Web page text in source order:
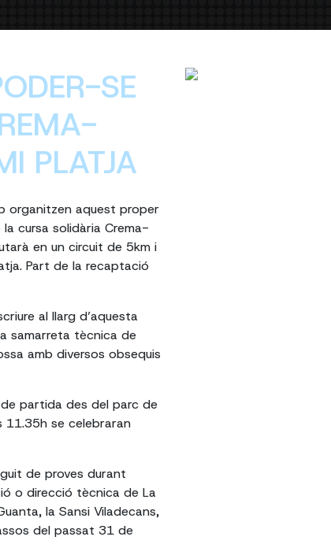
SE
PLATJA
organitzen aquest proper
cursa solidària Crema-
en un circuit de 5km i
Part de la recaptació
al llarg d’aquesta
samarreta tècnica de
amb diversos obsequis
partida des del parc de
11.35h se celebraran
de proves durant
o direcció tècnica de La
la Sansi Viladecans,
del passat 31 de